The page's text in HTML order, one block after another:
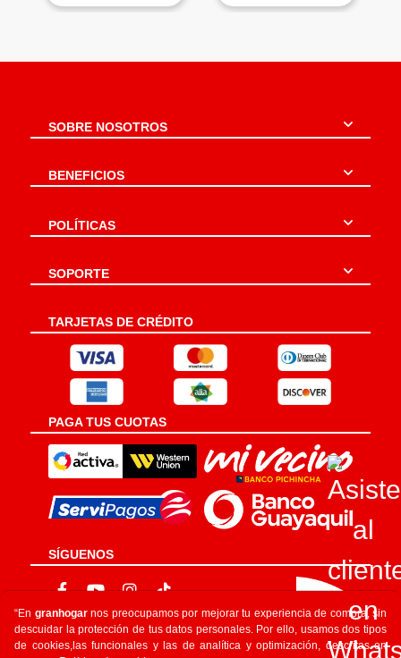
“En granhogarnos preocupamos por mejorar tu experiencia de compra, sin
descuidar la protección de tus datos personales. Por ello, usamos dos tipos
de cookies,las funcionales y las de analítica y optimización, descritas en
SOBRE NOSOTROS
BENEFICIOS
POLÍTICAS
SOPORTE
TARJETAS DE CRÉDITO
PAGA TUS CUOTAS
SÍGUENOS